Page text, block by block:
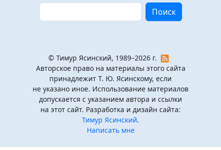
Поиск
© Тимур Ясинский, 1989–2026 г.
Авторское право на материалы этого сайта
принадлежит Т. Ю. Ясинскому, если
не указано иное. Использование материалов
допускается с указанием автора и ссылки
на этот сайт. Разработка и дизайн сайта:
Тимур Ясинский.
Написать мне